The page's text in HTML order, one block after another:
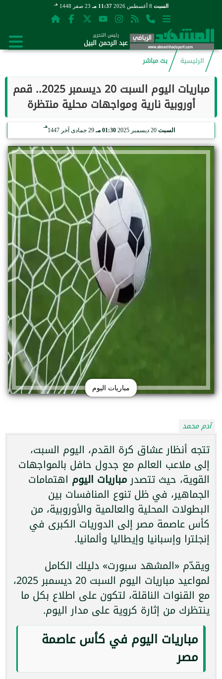
السبت 11:37 مـ 23 صفر 1448 هـ
رئيس التحرير
عبد الرحمن البيل
الرئيسية
بث مباشر
مباريات اليوم السبت 20 ديسمبر 2025.. قمم
أوروبية نارية ومواجهات محلية منتظرة
السبت 20 ديسمبر 2025 01:30 مـ 29 جمادى آخر 1447
هـ
مباريات اليوم
آدم محمد
تتجه أنظار عشاق كرة القدم، اليوم السبت،
إلى ملاعب العالم مع جدول حافل بالمواجهات
القوية، حيث تتصدر مباريات اليوم اهتمامات
الجماهير، في ظل تنوع المنافسات بين
البطولات المحلية والعالمية والأوروبية، من
كأس عاصمة مصر إلى الدوريات الكبرى في
إنجلترا وإسبانيا وإيطاليا وألمانيا.
ويقدّم «المشهد سبورت» دليلك الكامل
لمواعيد مباريات اليوم السبت 20 ديسمبر 2025،
مع القنوات الناقلة، لتكون على اطلاع بكل ما
ينتظرك من إثارة كروية على مدار اليوم.
مباريات اليوم في كأس عاصمة
مصر